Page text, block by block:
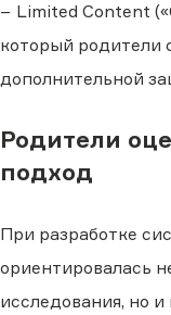
− Limited Content
который родители
дополнительной
Родители
подход
При разработке
ориентировалась
исследования, но